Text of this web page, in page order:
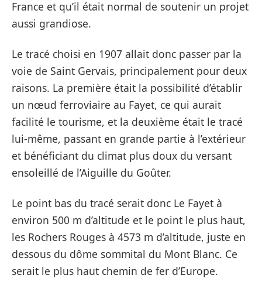
France et qu’il était normal de soutenir un projet
aussi grandiose.
Le tracé choisi en 1907 allait donc passer par la
voie de Saint Gervais, principalement pour deux
raisons. La première était la possibilité d’établir
un nœud ferroviaire au Fayet, ce qui aurait
facilité le tourisme, et la deuxième était le tracé
lui-même, passant en grande partie à l’extérieur
et bénéficiant du climat plus doux du versant
ensoleillé de l’Aiguille du Goûter.
Le point bas du tracé serait donc Le Fayet à
environ 500 m d’altitude et le point le plus haut,
les Rochers Rouges à 4573 m d’altitude, juste en
dessous du dôme sommital du Mont Blanc. Ce
serait le plus haut chemin de fer d’Europe.